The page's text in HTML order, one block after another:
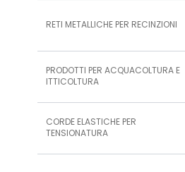
RETI METALLICHE PER RECINZIONI
PRODOTTI PER ACQUACOLTURA E
ITTICOLTURA
CORDE ELASTICHE PER
TENSIONATURA